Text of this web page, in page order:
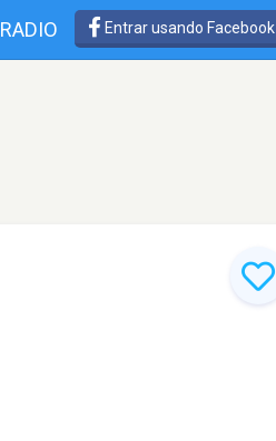
RADIO Entrar usando Facebook